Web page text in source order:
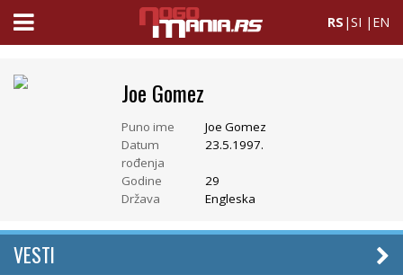
RS |SI | EN
Joe Gomez
Puno ime
Joe Gomez
Datum
rođenja
23.5.1997.
Godine
29
Država
Engleska
VESTI